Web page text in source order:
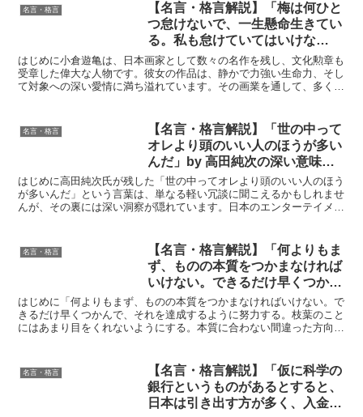
名言・格言
【名言・格言解説】「梅は何ひと
つ怠けないで、一生懸命生きてい
る。私も怠けていてはいけな
い。」by 小倉 遊亀の深い意味と
得られる教訓
はじめに小倉遊亀は、日本画家として数々の名作を残し、文化勲章も
受章した偉大な人物です。彼女の作品は、静かで力強い生命力、そし
て対象への深い愛情に満ち溢れています。その画業を通して、多くの
名言・格言
【名言・格言解説】「世の中って
オレより頭のいい人のほうが多い
んだ」by 高田純次の深い意味と
得られる教訓
はじめに高田純次氏が残した「世の中ってオレより頭のいい人のほう
が多いんだ」という言葉は、単なる軽い冗談に聞こえるかもしれませ
んが、その裏には深い洞察が隠れています。日本のエンターテイメン
名言・格言
【名言・格言解説】「何よりもま
ず、ものの本質をつかまなければ
いけない。できるだけ早くつかん
で、それを達成するように努力す
る。枝葉のことにはあまり目をく
れないようにする。本質に合わな
と、なかなか立ち直れない。」by
岡崎 嘉平太の深い意味と得られ
る教訓
はじめに「何よりもまず、ものの本質をつかまなければいけない。で
きるだけ早くつかんで、それを達成するように努力する。枝葉のこと
にはあまり目をくれないようにする。本質に合わない間違った方向に
名言・格言
【名言・格言解説】「仮に科学の
銀行というものがあるとすると、
日本は引き出す方が多く、入金が